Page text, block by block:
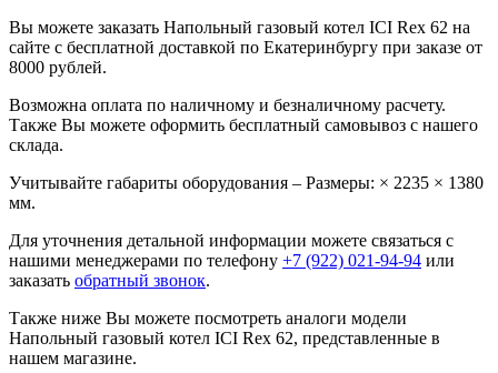
Вы можете заказать Напольный газовый котел ICI Rex 62 на
сайте с бесплатной доставкой по Екатеринбургу при заказе от
8000 рублей.
Возможна оплата по наличному и безналичному расчету.
Также Вы можете оформить бесплатный самовывоз с нашего
склада.
Учитывайте габариты оборудования – Размеры: × 2235 × 1380
мм.
Для уточнения детальной информации можете связаться с
нашими менеджерами по телефону +7 (922) 021-94-94 или
заказать обратный звонок.
Также ниже Вы можете посмотреть аналоги модели
Напольный газовый котел ICI Rex 62, представленные в
нашем магазине.